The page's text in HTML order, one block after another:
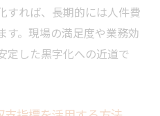
すれば、長期的には人件費
す。現場の満足度や業務効
定した黒字化への近道で